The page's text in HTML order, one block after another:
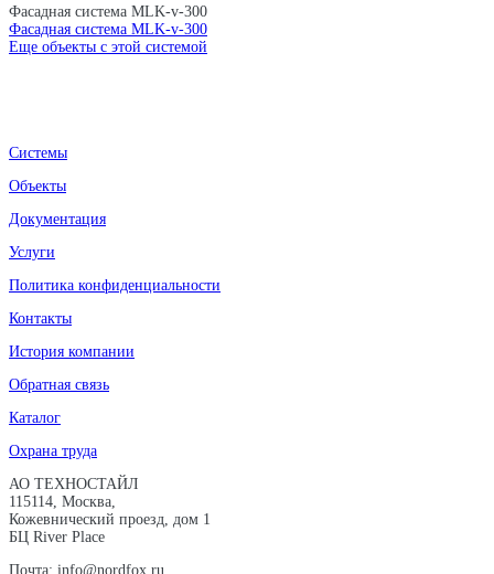
Фасадная система MLK-v-300
Фасадная система MLK-v-300
Еще объекты с этой системой
Системы
Объекты
Документация
Услуги
Политика конфиденциальности
Контакты
История компании
Обратная связь
Каталог
Охрана труда
АО ТЕХНОСТАЙЛ
115114, Москва,
Кожевнический проезд, дом 1
БЦ River Place
Почта: info@nordfox.ru